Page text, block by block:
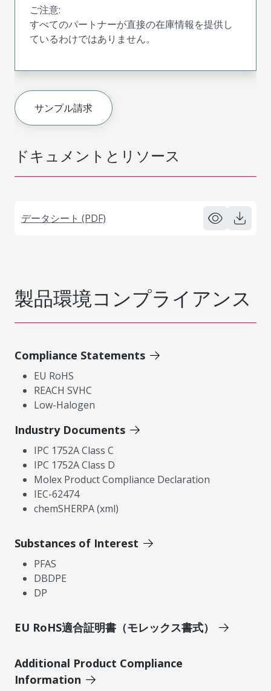
ドキュメントとリソース
データシート (PDF)
ご注意:
すべてのパートナーが直接の在庫情報を提供し
ているわけではありません。
サンプル請求
製品環境コンプライアンス
Compliance Statements
EU RoHS
REACH SVHC
Low-Halogen
Industry Documents
IPC 1752A Class C
IPC 1752A Class D
Molex Product Compliance Declaration
IEC-62474
chemSHERPA (xml)
Substances of Interest
PFAS
DBDPE
DP
EU RoHS適合証明書（モレックス書式）
Additional Product Compliance
Information